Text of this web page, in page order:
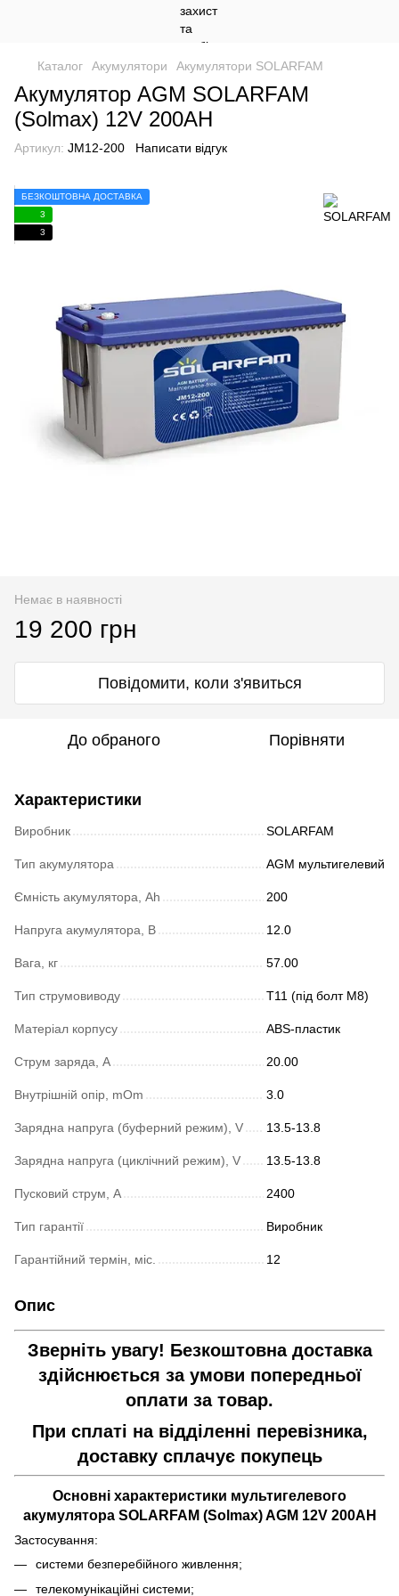
Каталог Акумулятори Акумулятори SOLARFAM
Акумулятор AGM SOLARFAM
(Solmax) 12V 200AH
Артикул: JM12-200 Написати відгук
БЕЗКОШТОВНА ДОСТАВКА
3
3
Немає в наявності
19 200 грн
Повідомити, коли з'явиться
До обраного Порівняти
Характеристики
Виробник SOLARFAM
Тип акумулятора AGM мультигелевий
Ємність акумулятора, Ah 200
Напруга акумулятора, В 12.0
Вага, кг 57.00
Тип струмовиводу Т11 (під болт М8)
Матеріал корпусу ABS-пластик
Струм заряда, А 20.00
Внутрішній опір, mOm 3.0
Зарядна напруга (буферний режим), V 13.5-13.8
Зарядна напруга (циклічний режим), V 13.5-13.8
Пусковий струм, А 2400
Тип гарантії Виробник
Гарантійний термін, міс. 12
Опис
Зверніть увагу! Безкоштовна доставка
здійснюється за умови попередньої
оплати за товар.
При сплаті на відділенні перевізника,
доставку сплачує покупець
Основні характеристики мультигелевого
акумулятора SOLARFAM (Solmax) AGM 12V 200AH
Застосування:
системи безперебійного живлення;
телекомунікаційні системи;